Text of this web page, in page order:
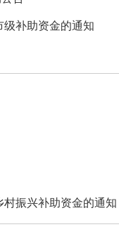
级补助资金的通知
村振兴补助资金的通知